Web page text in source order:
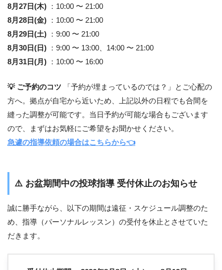
8月27日(木)
：10:00 〜 21:00
8月28日(金)
：10:00 〜 21:00
8月29日(土)
：9:00 〜 21:00
8月30日(日)
：9:00 〜 13:00、14:00 〜 21:00
8月31日(月)
：10:00 〜 16:00
💡 ご予約のコツ 「予約が埋まっているのでは？」とご心配の
方へ。拠点が自宅から近いため、上記以外の日程でも合間を
縫った調整が可能です。当日予約が可能な場合もございます
ので、まずはお気軽にご希望をお聞かせください。
急遽の指導依頼の場合はこちらから👈
⚠️ お盆期間中の投球指導 受付休止のお知らせ
誠に勝手ながら、以下の期間は遠征・スケジュール調整のた
め、指導（パーソナルレッスン）の受付を休止とさせていた
だきます。